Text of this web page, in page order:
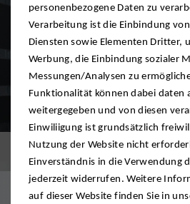
personenbezogene Daten zu
Verarbeitung ist die Einbindung
Diensten sowie Elementen Dritter,
Werbung, die Einbindung sozialer
Messungen/Analysen zu
Funktionalität können dabei daten
weitergegeben und von diesen
Einwiliigung ist grundsätzlich
Nutzung der Website nicht
Einverständnis in die Verwendung
jederzeit widerrufen. Weitere
auf dieser Website finden Sie in